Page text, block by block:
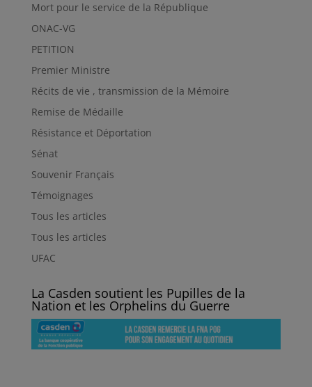
Mort pour le service de la République
ONAC-VG
PETITION
Premier Ministre
Récits de vie , transmission de la Mémoire
Remise de Médaille
Résistance et Déportation
Sénat
Souvenir Français
Témoignages
Tous les articles
Tous les articles
UFAC
La Casden soutient les Pupilles de la
Nation et les Orphelins du Guerre